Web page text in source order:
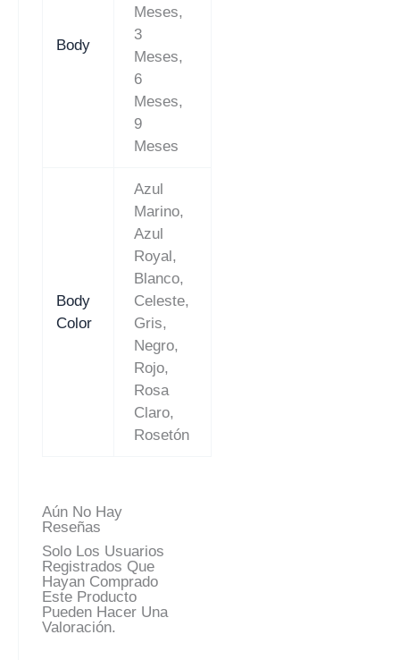
Body
Meses,
3
Meses,
6
Meses,
9
Meses
Body
Color
Azul
Marino,
Azul
Royal,
Blanco,
Celeste,
Gris,
Negro,
Rojo,
Rosa
Claro,
Rosetón
Aún No Hay
Reseñas
Solo Los Usuarios
Registrados Que
Hayan Comprado
Este Producto
Pueden Hacer Una
Valoración.